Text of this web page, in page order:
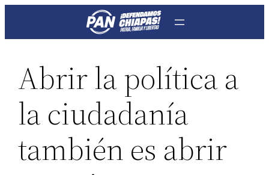
Abrir la política a
la ciudadanía
también es abrir